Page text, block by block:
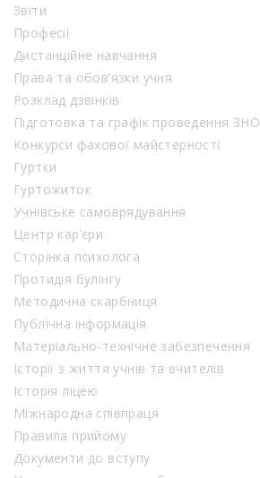
Звіти
Професії
Дистанційне навчання
Права та обов’язки учня
Розклад дзвінків
Підготовка та графік проведення ЗНО
Конкурси фахової майстерності
Гуртки
Гуртожиток
Учнівське самоврядування
Центр кар’єри
Сторінка психолога
Протидія булінгу
Методична скарбниця
Публічна інформація
Матеріально-технічне забезпечення
Історії з життя учнів та вчителів
Історія ліцею
Міжнародна співпраця
Правила прийому
Документи до вступу